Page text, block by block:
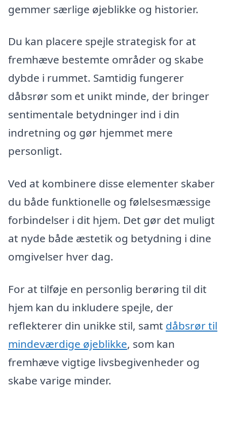
gemmer særlige øjeblikke og historier.
Du kan placere spejle strategisk for at
fremhæve bestemte områder og skabe
dybde i rummet. Samtidig fungerer
dåbsrør som et unikt minde, der bringer
sentimentale betydninger ind i din
indretning og gør hjemmet mere
personligt.
Ved at kombinere disse elementer skaber
du både funktionelle og følelsesmæssige
forbindelser i dit hjem. Det gør det muligt
at nyde både æstetik og betydning i dine
omgivelser hver dag.
For at tilføje en personlig berøring til dit
hjem kan du inkludere spejle, der
reflekterer din unikke stil, samt dåbsrør til
mindeværdige øjeblikke, som kan
fremhæve vigtige livsbegivenheder og
skabe varige minder.